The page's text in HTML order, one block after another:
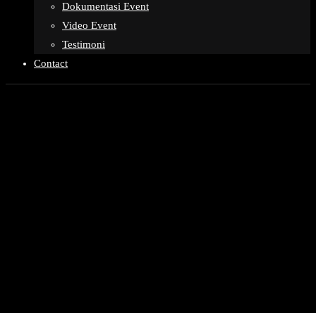
Dokumentasi Event
Video Event
Testimoni
Contact